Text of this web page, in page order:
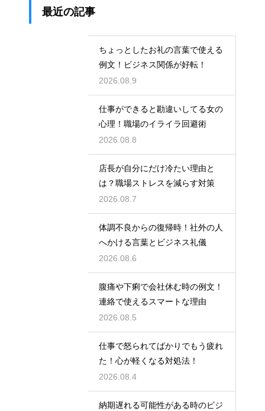
最近の記事
ちょっとしたお礼の言葉で使える
例文！ビジネス関係が好転！
2026.08.9
仕事ができると勘違いしてる女の
心理！職場のイライラ回避術
2026.08.8
店長が自分にだけ冷たい理由と
は？職場ストレスを減らす対策
2026.08.7
体調不良からの復帰時！社外の人
へかける言葉とビジネス礼儀
2026.08.6
腹痛や下痢で会社休む時の例文！
連絡で使えるスマートな理由
2026.08.5
仕事で怒られてばかりでもう疲れ
た！心が軽くなる対処法！
2026.08.4
納期遅れる可能性がある時のビジ